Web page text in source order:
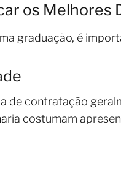
os Melhores
graduação, é
de contratação
costumam